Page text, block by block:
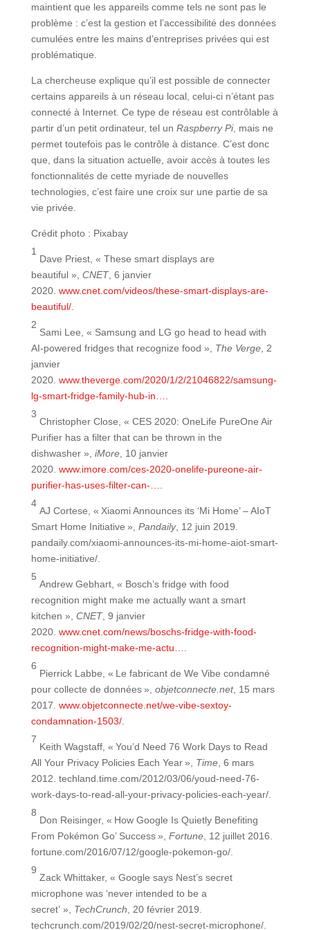
maintient que les appareils comme tels ne sont pas le
problème : c’est la gestion et l’accessibilité des données
cumulées entre les mains d’entreprises privées qui est
problématique.
La chercheuse explique qu’il est possible de connecter
certains appareils à un réseau local, celui-ci n’étant pas
connecté à Internet. Ce type de réseau est contrôlable à
partir d’un petit ordinateur, tel un Raspberry Pi, mais ne
permet toutefois pas le contrôle à distance. C’est donc
que, dans la situation actuelle, avoir accès à toutes les
fonctionnalités de cette myriade de nouvelles
technologies, c’est faire une croix sur une partie de sa
vie privée.
Crédit photo : Pixabay
1
Dave Priest, « These smart displays are
beautiful », CNET, 6 janvier
2020. www.cnet.com/videos/these-smart-displays-are-
beautiful/.
2
Sami Lee, « Samsung and LG go head to head with
AI-powered fridges that recognize food », The Verge, 2
janvier
2020. www.theverge.com/2020/1/2/21046822/samsung-
lg-smart-fridge-family-hub-in….
3
Christopher Close, « CES 2020: OneLife PureOne Air
Purifier has a filter that can be thrown in the
dishwasher », iMore, 10 janvier
2020. www.imore.com/ces-2020-onelife-pureone-air-
purifier-has-uses-filter-can-….
4
AJ Cortese, « Xiaomi Announces its ‘Mi Home’ – AIoT
Smart Home Initiative », Pandaily, 12 juin 2019.
pandaily.com/xiaomi-announces-its-mi-home-aiot-smart-
home-initiative/.
5
Andrew Gebhart, « Bosch’s fridge with food
recognition might make me actually want a smart
kitchen », CNET, 9 janvier
2020. www.cnet.com/news/boschs-fridge-with-food-
recognition-might-make-me-actu….
6
Pierrick Labbe, « Le fabricant de We Vibe condamné
pour collecte de données », objetconnecte.net, 15 mars
2017. www.objetconnecte.net/we-vibe-sextoy-
condamnation-1503/.
7
Keith Wagstaff, « You’d Need 76 Work Days to Read
All Your Privacy Policies Each Year », Time, 6 mars
2012. techland.time.com/2012/03/06/youd-need-76-
work-days-to-read-all-your-privacy-policies-each-year/.
8
Don Reisinger, « How Google Is Quietly Benefiting
From Pokémon Go’ Success », Fortune, 12 juillet 2016.
fortune.com/2016/07/12/google-pokemon-go/.
9
Zack Whittaker, « Google says Nest’s secret
microphone was ‘never intended to be a
secret’ », TechCrunch, 20 février 2019.
techcrunch.com/2019/02/20/nest-secret-microphone/.